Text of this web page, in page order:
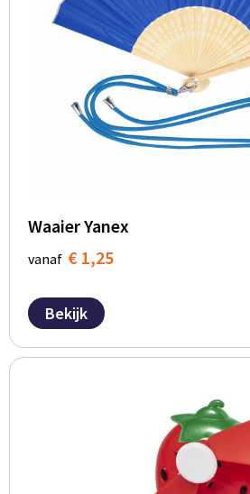
Waaier Yanex
vanaf € 1,25
Bekijk